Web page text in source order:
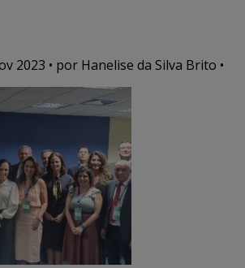
2023 • por Hanelise da Silva Brito •